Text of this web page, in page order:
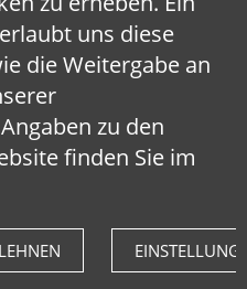
uns diese
die Weitergabe an
zu den
finden Sie im